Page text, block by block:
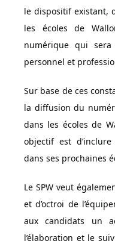
le dispositif existant,
les écoles de
numérique qui
personnel et
Sur base de ces
la diffusion du
dans les écoles de
objectif est
dans ses prochaines
Le SPW veut
et d’octroi de
aux candidats un
l’élaboration et le